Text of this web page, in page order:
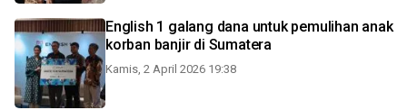
English 1 galang dana untuk pemulihan anak
korban banjir di Sumatera
Kamis, 2 April 2026 19:38